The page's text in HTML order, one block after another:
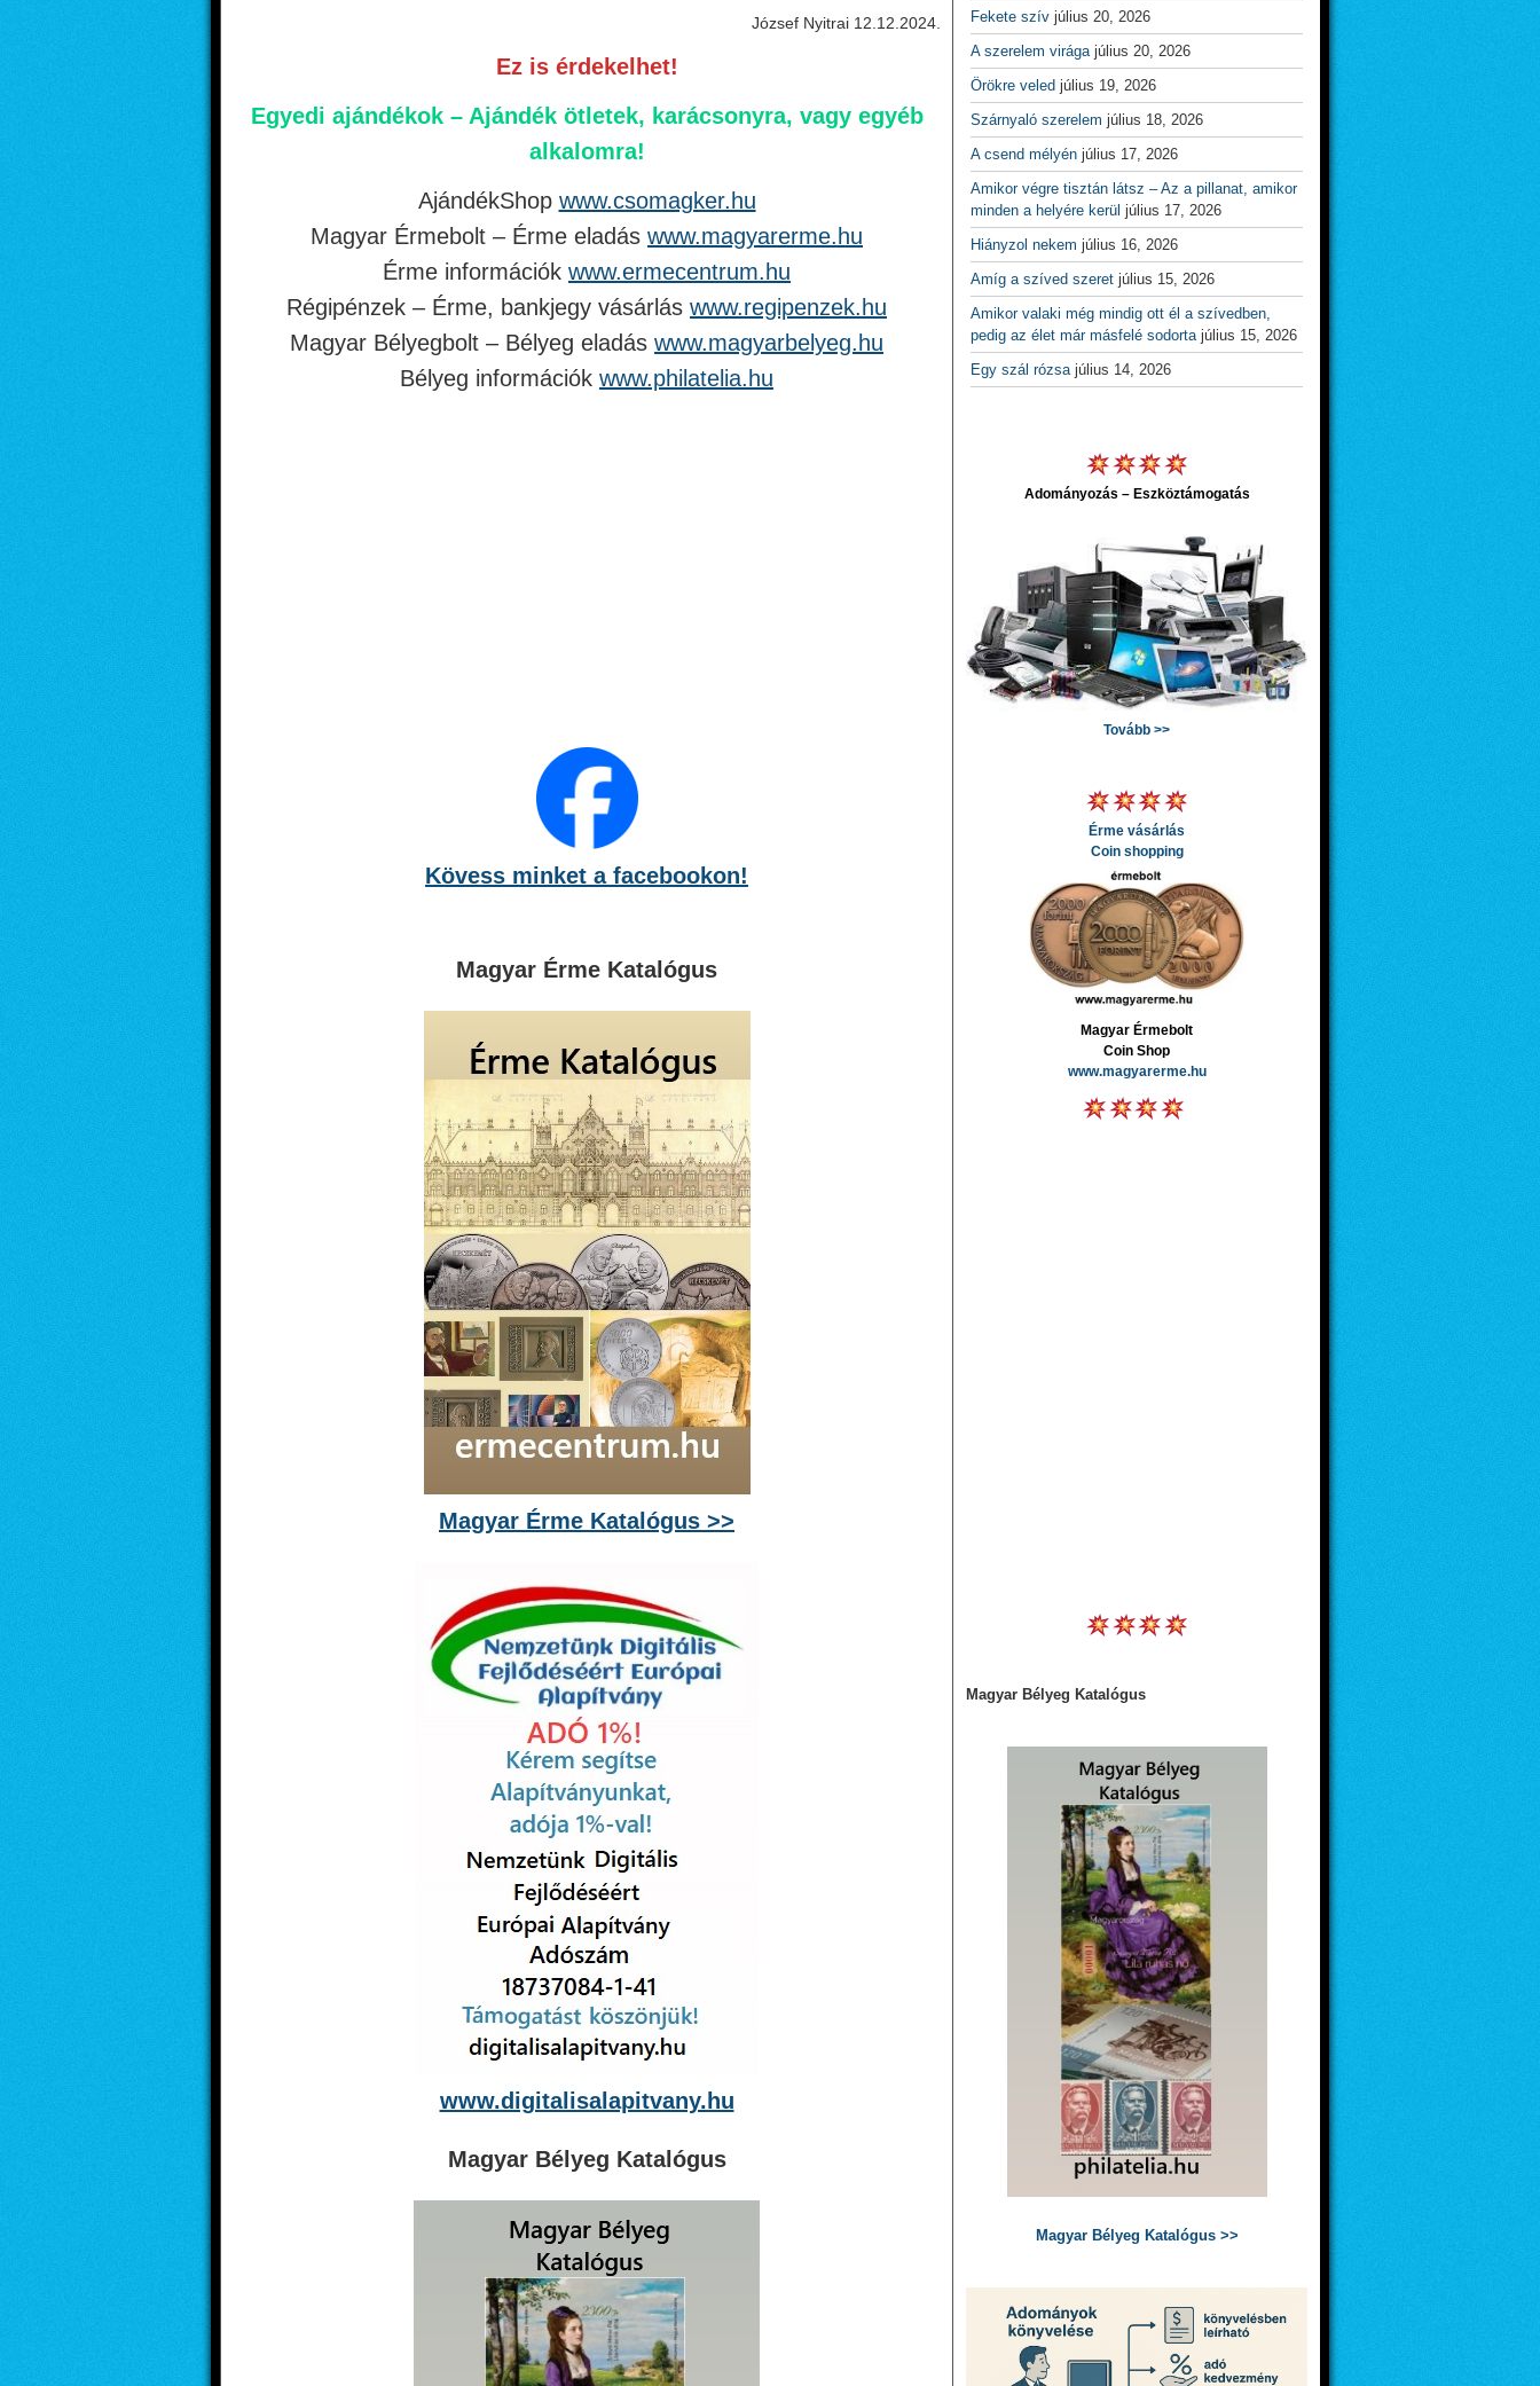
József Nyitrai 12.12.2024.
Ez is érdekelhet!
Egyedi ajándékok – Ajándék ötletek, karácsonyra, vagy egyéb
alkalomra!
AjándékShop www.csomagker.hu
Magyar Érmebolt – Érme eladás www.magyarerme.hu
Érme információk www.ermecentrum.hu
Régipénzek – Érme, bankjegy vásárlás www.regipenzek.hu
Magyar Bélyegbolt – Bélyeg eladás www.magyarbelyeg.hu
Bélyeg információk www.philatelia.hu
Kövess minket a facebookon!
Magyar Érme Katalógus
Magyar Érme Katalógus >>
www.digitalisalapitvany.hu
Magyar Bélyeg Katalógus
Fekete szív július 20, 2026
A szerelem virága július 20, 2026
Örökre veled július 19, 2026
Szárnyaló szerelem július 18, 2026
A csend mélyén július 17, 2026
Amikor végre tisztán látsz – Az a pillanat, amikor
minden a helyére kerül július 17, 2026
Hiányzol nekem július 16, 2026
Amíg a szíved szeret július 15, 2026
Amikor valaki még mindig ott él a szívedben,
pedig az élet már másfelé sodorta július 15, 2026
Egy szál rózsa július 14, 2026
Adományozás – Eszköztámogatás
Tovább >>
Érme vásárlás
Coin shopping
Magyar Érmebolt
Coin Shop
www.magyarerme.hu
Magyar Bélyeg Katalógus
Magyar Bélyeg Katalógus >>